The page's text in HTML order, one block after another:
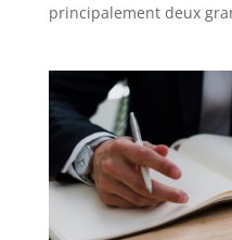
principalement deux